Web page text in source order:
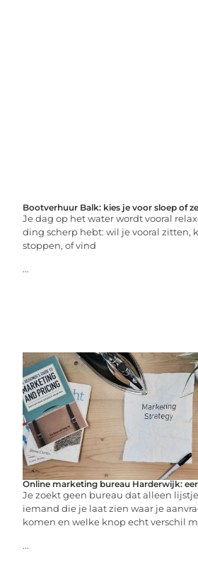
Bootverhuur Balk: kies je voor sloep of
Je dag op het water wordt vooral
ding scherp hebt: wil je vooral zitten,
stoppen, of vind
...
Online marketing bureau Harderwijk:
Je zoekt geen bureau dat alleen
iemand die je laat zien waar je
komen en welke knop echt verschil
...